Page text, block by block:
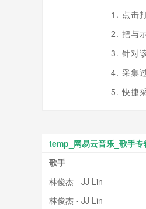
1. 点击
2. 把与
3. 针对
4. 采集
5. 快捷
temp_网易云音乐_歌手
歌手
林俊杰 - JJ Lin
林俊杰 - JJ Lin